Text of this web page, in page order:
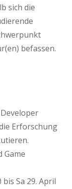
sich die
befassen.
Erforschung
Game
bis Sa 29. April